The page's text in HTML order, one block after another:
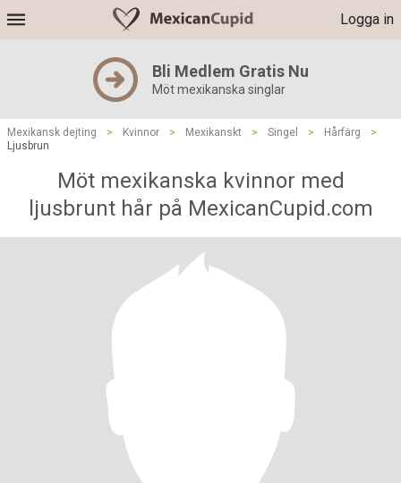
Logga in
Bli Medlem Gratis Nu
Möt mexikanska singlar
Mexikansk dejting > Kvinnor > Mexikanskt > Singel > Hårfärg
>
Ljusbrun
Möt mexikanska kvinnor med
ljusbrunt hår på MexicanCupid.com